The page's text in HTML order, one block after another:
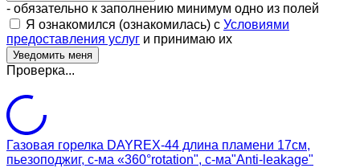
- обязательно к заполнению минимум одно из полей
Я ознакомился (ознакомилась) с Условиями
предоставления услуг и принимаю их
Проверка...
Газовая горелка DAYREX-44 длина пламени 17см,
пьезоподжиг, с-ма «360°rotation", с-ма"Anti-leakage"